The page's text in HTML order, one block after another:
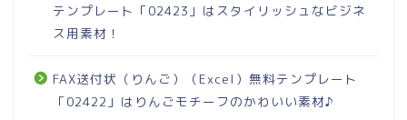
テンプレート「02423」はスタイリッシュなビジネ
ス用素材！
FAX送付状（りんご）（Excel）無料テンプレート
「02422」はりんごモチーフのかわいい素材♪